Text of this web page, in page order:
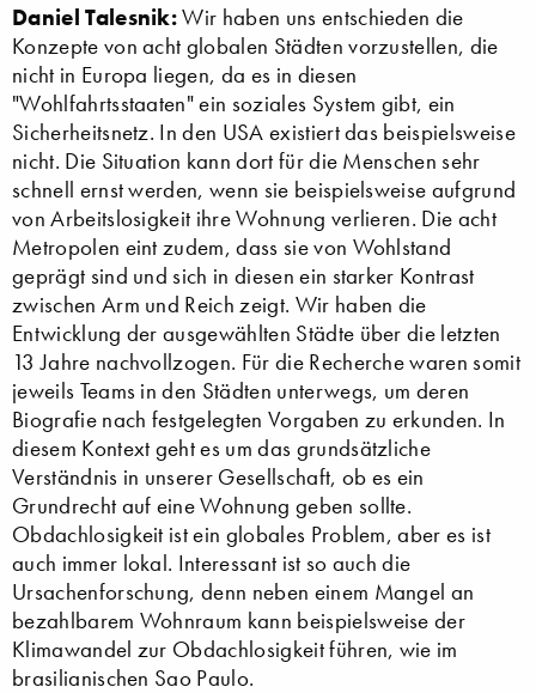
Daniel Talesnik:Wir haben uns entschieden die
Konzepte von acht globalen Städten vorzustellen, die
nicht in Europa liegen, da es in diesen
"Wohlfahrtsstaaten" ein soziales System gibt, ein
Sicherheitsnetz. In den USA existiert das beispielsweise
nicht. Die Situation kann dort für die Menschen sehr
schnell ernst werden, wenn sie beispielsweise aufgrund
von Arbeitslosigkeit ihre Wohnung verlieren. Die acht
Metropolen eint zudem, dass sie von Wohlstand
geprägt sind und sich in diesen ein starker Kontrast
zwischen Arm und Reich zeigt. Wir haben die
Entwicklung der ausgewählten Städte über die letzten
13 Jahre nachvollzogen. Für die Recherche waren somit
jeweils Teams in den Städten unterwegs, um deren
Biografie nach festgelegten Vorgaben zu erkunden. In
diesem Kontext geht es um das grundsätzliche
Verständnis in unserer Gesellschaft, ob es ein
Grundrecht auf eine Wohnung geben sollte.
Obdachlosigkeit ist ein globales Problem, aber es ist
auch immer lokal. Interessant ist so auch die
Ursachenforschung, denn neben einem Mangel an
bezahlbarem Wohnraum kann beispielsweise der
Klimawandel zur Obdachlosigkeit führen, wie im
brasilianischen Sao Paulo.